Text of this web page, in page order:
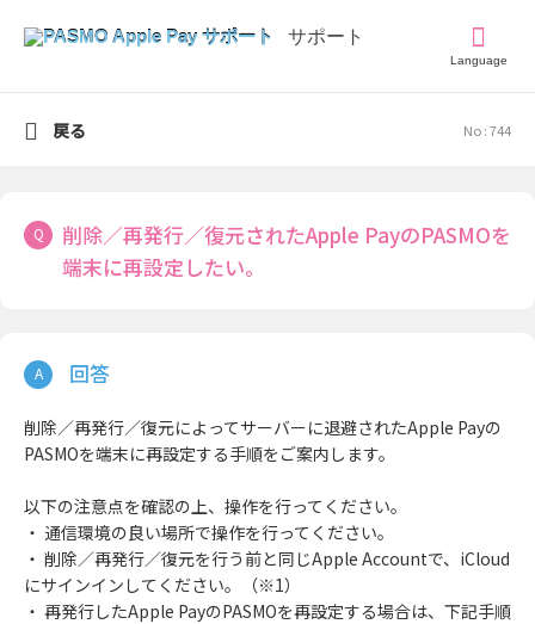
Language
No : 744
削除／再発行／復元されたApple PayのPASMOを
端末に再設定したい。
削除／再発行／復元によってサーバーに退避されたApple Payの
PASMOを端末に再設定する手順をご案内します。
以下の注意点を確認の上、操作を行ってください。
・ 通信環境の良い場所で操作を行ってください。
・ 削除／再発行／復元を行う前と同じApple Accountで、iCloud
にサインインしてください。（※1）
・ 再発行したApple PayのPASMOを再設定する場合は、下記手順
戻る